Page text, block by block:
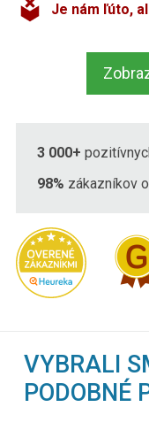
Je nám ľúto,
3 000+
98% zákazníkov
VYBRALI
PODOBNÉ